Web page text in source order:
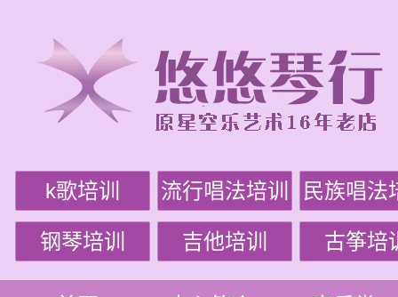
k歌培训 流行唱法培训 民族唱法
钢琴培训 吉他培训 古筝培